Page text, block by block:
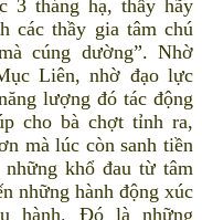
3 tháng hạ, thầy hãy
các thầy gia tâm chú
cúng dường”. Nhờ
Liên, nhờ đạo lực
lượng đó tác động
cho bà chợt tỉnh ra,
mà lúc còn sanh tiền
những khổ đau từ tâm
những hành động xúc
hành. Đó là những